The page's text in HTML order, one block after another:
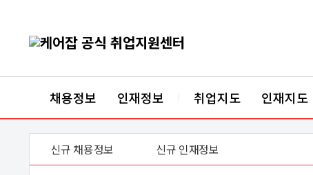
채용정보 인재정보 취업지도 인재지도
신규 채용정보 신규 인재정보